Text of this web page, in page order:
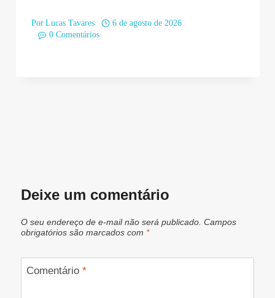
Por Lucas Tavares
6 de agosto de 2026
0 Comentários
Deixe um comentário
O seu endereço de e-mail não será publicado. Campos
obrigatórios são marcados com *
Comentário *